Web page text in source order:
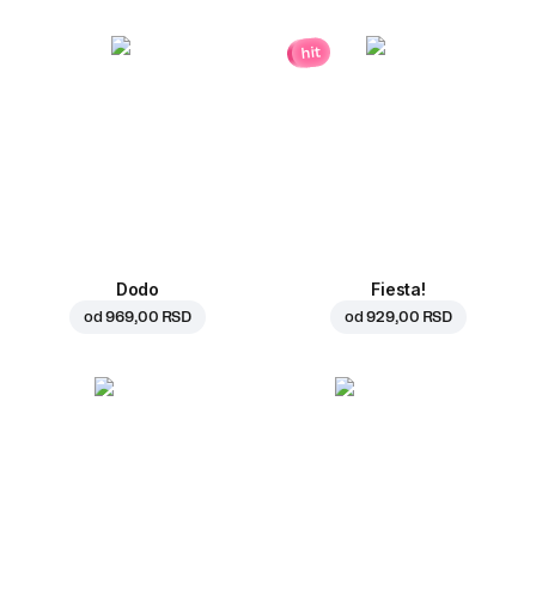
Dodo
od969,00 RSD
hit
Fiesta!
od929,00 RSD